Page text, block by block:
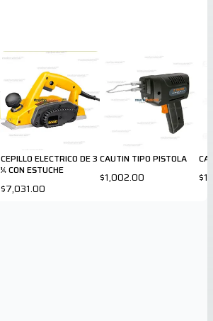
CEPILLO ELECTRICO DE 3
¼ CON ESTUCHE
$7,031.00
CAUTIN TIPO PISTOLA
$1,002.00